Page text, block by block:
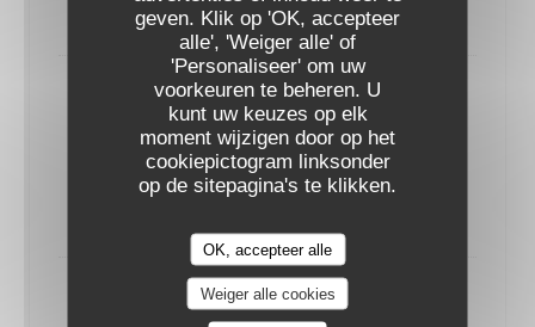
geven. Klik op 'OK, accepteer
alle', 'Weiger alle' of
'Personaliseer' om uw
voorkeuren te beheren. U
kunt uw keuzes op elk
moment wijzigen door op het
cookiepictogram linksonder
op de sitepagina's te klikken.
OK, accepteer alle
Weiger alle cookies
6,00 EUR 28,00 EUR
Riesling BIO
Alsace - fraîche et suave, palette fruitée bien
aromatique
12 cl 75 cl
Sauvignon